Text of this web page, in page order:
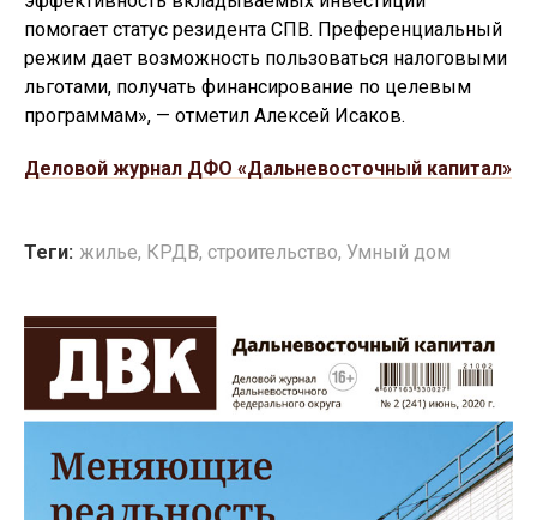
помогает статус резидента СПВ. Преференциальный
режим дает возможность пользоваться налоговыми
льготами, получать финансирование по целевым
программам», — отметил Алексей Исаков.
Деловой журнал ДФО «Дальневосточный капитал»
Теги: жилье, КРДВ, строительство, Умный дом